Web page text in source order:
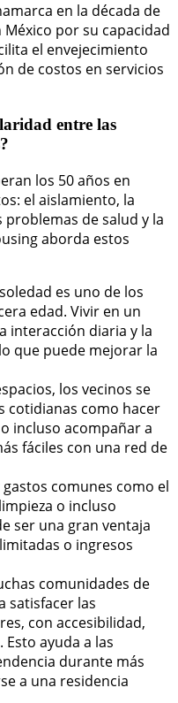
en la década de
por su capacidad
el envejecimiento
de costos en servicios
entre las
los 50 años en
el aislamiento, la
de salud y la
aborda estos
es uno de los
edad. Vivir en un
interacción diaria y la
que puede mejorar la
los vecinos se
cotidianas como hacer
incluso acompañar a
fáciles con una red de
comunes como el
o incluso
ser una gran ventaja
o ingresos
comunidades de
satisfacer las
con accesibilidad,
ayuda a las
durante más
a una residencia